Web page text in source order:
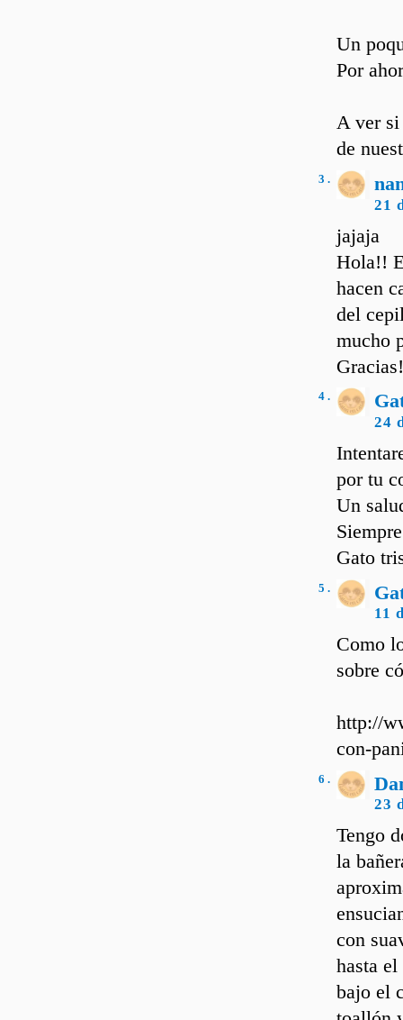
Un
Por
A ver si
de
3 .
21
jajaja
Hola!!
hacen
del
mucho
4 .
24
por tu
Un
Gato
5 .
11
Como
sobre
http://
con-
6 .
23
Tengo
la
con
hasta
bajo el